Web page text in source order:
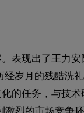
表现出了王力
岁月的残酷洗
的任务，与技
烈的市场竞争